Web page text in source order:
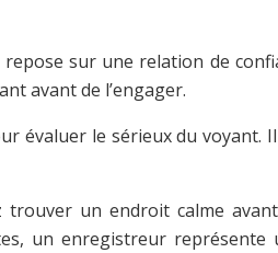
sur une relation de
avant de l’engager.
évaluer le sérieux du voyant.
un endroit calme avant
un enregistreur représente